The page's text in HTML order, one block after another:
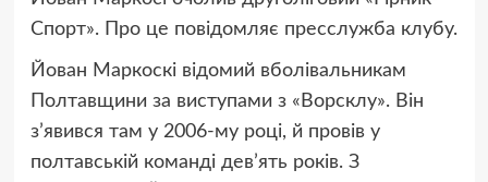
Спорт». Про це повідомляє пресслужба клубу.
Йован Маркоскі відомий вболівальникам
Полтавщини за виступами з «Ворсклу». Він
з’явився там у 2006-му році, й провів у
полтавській команді дев’ять років. З